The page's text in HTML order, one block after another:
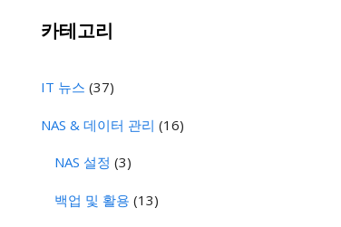
카테고리
IT 뉴스 (37)
NAS & 데이터 관리 (16)
NAS 설정 (3)
백업 및 활용 (13)